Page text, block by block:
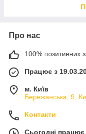
Про нас
100% позитивних з
Працює з
м. Київ
Бережанська, 9,
Контакти
Сьогодні